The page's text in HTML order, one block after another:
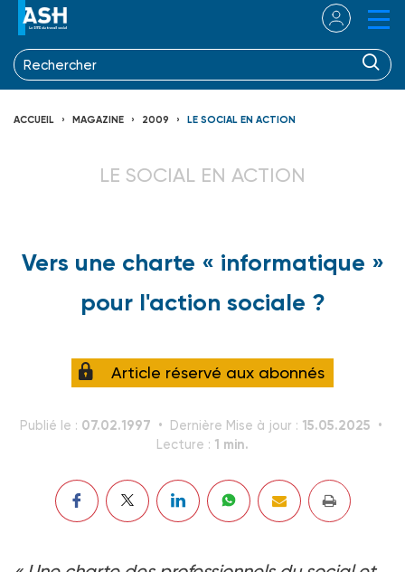
ACCUEIL MAGAZINE 2009 LE SOCIAL EN ACTION
LE SOCIAL EN ACTION
Vers une charte « informatique »
pour l'action sociale ?
Article réservé aux abonnés
Publié le : 07.02.1997 Dernière Mise à jour : 15.05.2025
Lecture : 1 min.